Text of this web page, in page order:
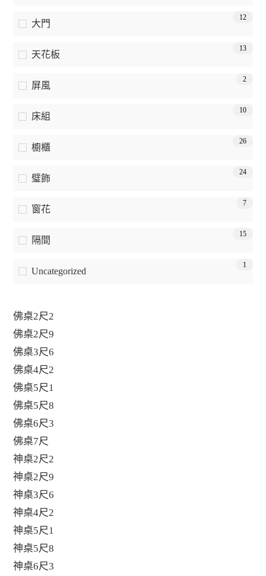
大門
12
天花板
13
屏風
2
床組
10
櫥櫃
26
璧飾
24
窗花
7
隔間
15
Uncategorized
1
佛桌2尺2
佛桌2尺9
佛桌3尺6
佛桌4尺2
佛桌5尺1
佛桌5尺8
佛桌6尺3
佛桌7尺
神桌2尺2
神桌2尺9
神桌3尺6
神桌4尺2
神桌5尺1
神桌5尺8
神桌6尺3